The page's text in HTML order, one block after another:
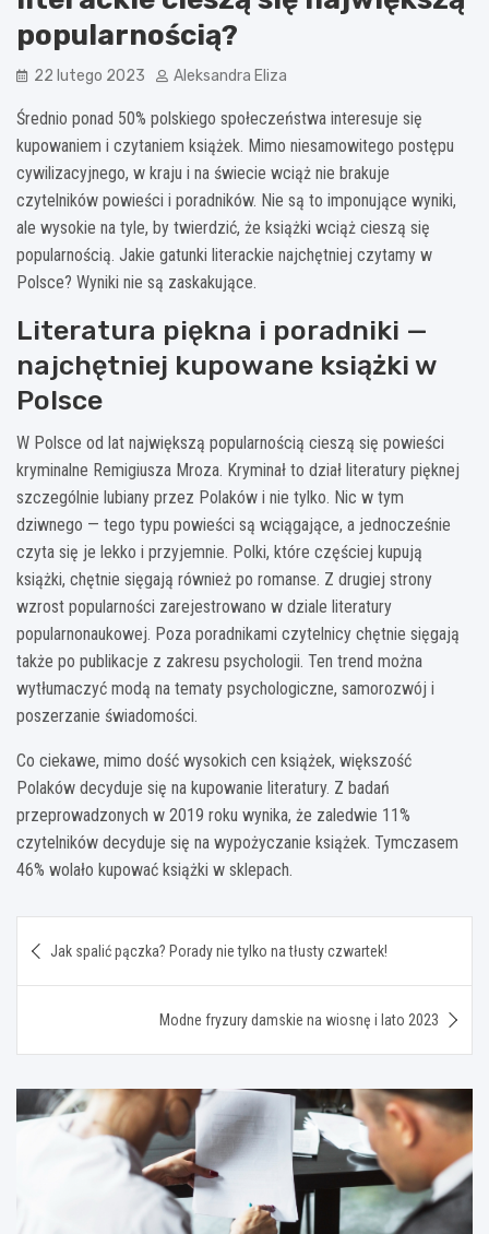
popularnością?
22 lutego 2023 Aleksandra Eliza
Średnio ponad 50% polskiego społeczeństwa interesuje się
kupowaniem i czytaniem książek. Mimo niesamowitego postępu
cywilizacyjnego, w kraju i na świecie wciąż nie brakuje
czytelników powieści i poradników. Nie są to imponujące wyniki,
ale wysokie na tyle, by twierdzić, że książki wciąż cieszą się
popularnością. Jakie gatunki literackie najchętniej czytamy w
Polsce? Wyniki nie są zaskakujące.
Literatura piękna i poradniki —
najchętniej kupowane książki w
Polsce
W Polsce od lat największą popularnością cieszą się powieści
kryminalne Remigiusza Mroza. Kryminał to dział literatury pięknej
szczególnie lubiany przez Polaków i nie tylko. Nic w tym
dziwnego — tego typu powieści są wciągające, a jednocześnie
czyta się je lekko i przyjemnie. Polki, które częściej kupują
książki, chętnie sięgają również po romanse. Z drugiej strony
wzrost popularności zarejestrowano w dziale literatury
popularnonaukowej. Poza poradnikami czytelnicy chętnie sięgają
także po publikacje z zakresu psychologii. Ten trend można
wytłumaczyć modą na tematy psychologiczne, samorozwój i
poszerzanie świadomości.
Co ciekawe, mimo dość wysokich cen książek, większość
Polaków decyduje się na kupowanie literatury. Z badań
przeprowadzonych w 2019 roku wynika, że zaledwie 11%
czytelników decyduje się na wypożyczanie książek. Tymczasem
46% wolało kupować książki w sklepach.
wpisu
Jak spalić pączka? Porady nie tylko na tłusty czwartek!
Modne fryzury damskie na wiosnę i lato 2023